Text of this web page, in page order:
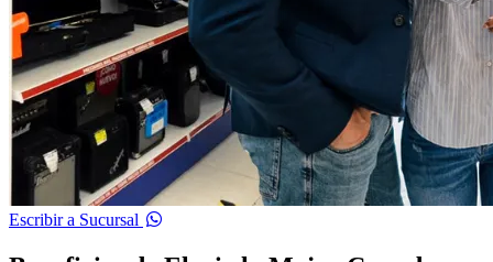
Escribir a Sucursal